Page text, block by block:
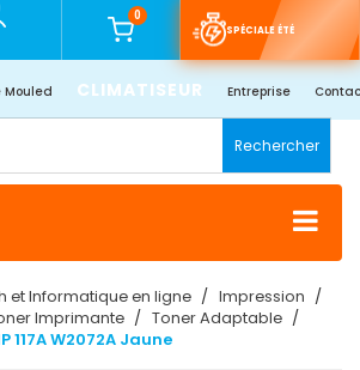
0
SPÉCIALE ÉTÉ
Mouled CLIMATISEUR Entreprise
Rechercher
et Informatique en ligne
Impression
Imprimante
Toner Adaptable
W2072A Jaune